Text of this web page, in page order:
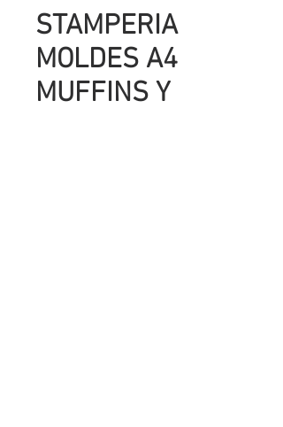
STAMPERIA
MOLDES A4
MUFFINS Y